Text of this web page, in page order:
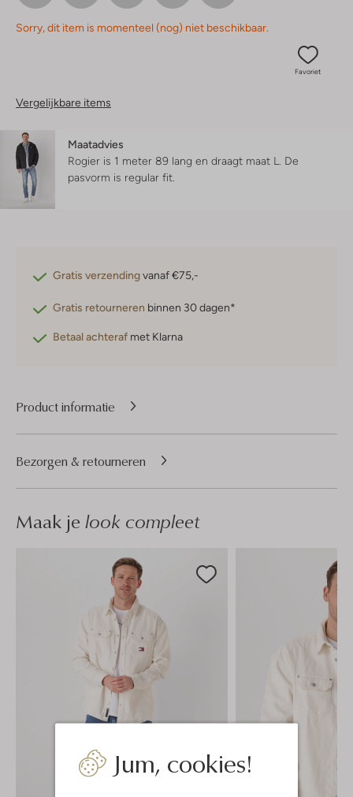
Jum, cookies!
Sorry, dit item is momenteel (nog) niet beschikbaar.
Favoriet
Vergelijkbare items
Maatadvies
Rogier is 1 meter 89 lang en draagt maat L. De
pasvorm is regular fit
Gratis verzendingvanaf €75,-
Gratis retourneren binnen 30 dagen*
Betaal achteraf met Klarna
Product informatie
Bezorgen & retourneren
Maak je look compleet